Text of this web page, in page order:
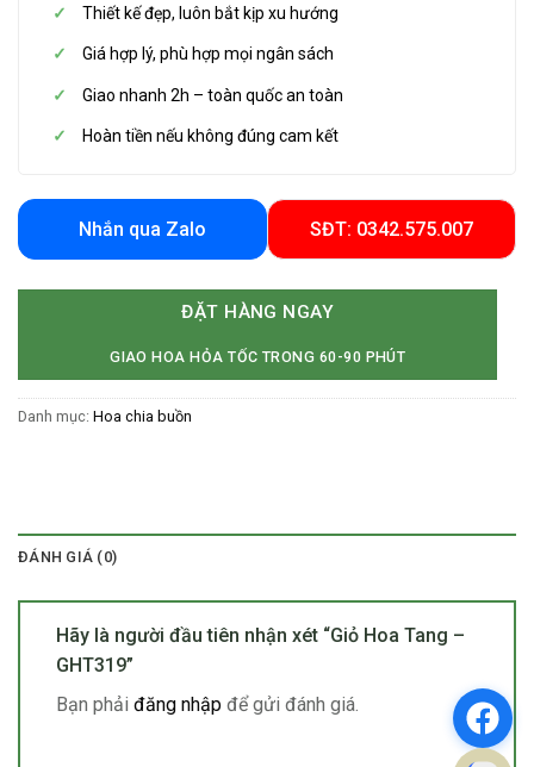
Thiết kế đẹp, luôn bắt kịp xu hướng
Giá hợp lý, phù hợp mọi ngân sách
Giao nhanh 2h – toàn quốc an toàn
Hoàn tiền nếu không đúng cam kết
Nhắn qua Zalo SĐT: 0342.575.007
ĐẶT HÀNG NGAY
GIAO HOA HỎA TỐC TRONG 60-90 PHÚT
Danh mục: Hoa chia buồn
ĐÁNH GIÁ (0)
Hãy là người đầu tiên nhận xét “Giỏ Hoa Tang –
GHT319”
Bạn phải đăng nhập để gửi đánh giá.